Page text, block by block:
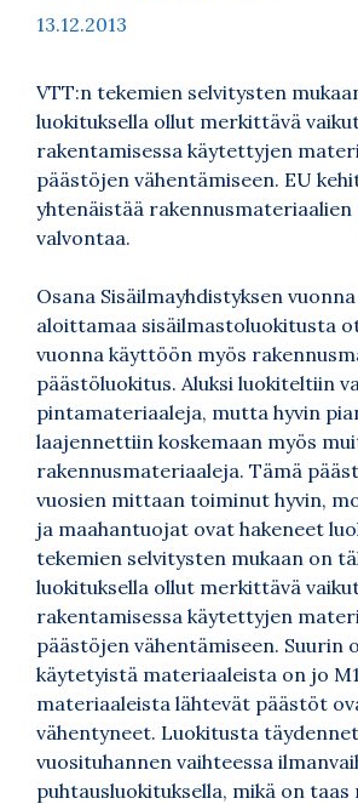
13.12.2013
VTT:n tekemien selvitysten
luokituksella ollut merkittävä
rakentamisessa käytettyjen
päästöjen vähentämiseen. EU
yhtenäistää rakennusmateriaalien
valvontaa.
Osana Sisäilmayhdistyksen vuonna
aloittamaa sisäilmastoluokitusta
vuonna käyttöön myös
päästöluokitus. Aluksi luokiteltiin
pintamateriaaleja, mutta hyvin
laajennettiin koskemaan myös
rakennusmateriaaleja. Tämä
vuosien mittaan toiminut hyvin,
ja maahantuojat ovat hakeneet
tekemien selvitysten mukaan on
luokituksella ollut merkittävä
rakentamisessa käytettyjen
päästöjen vähentämiseen. Suurin
käytetyistä materiaaleista on jo
materiaaleista lähtevät päästöt
vähentyneet. Luokitusta
vuosituhannen vaihteessa
puhtausluokituksella, mikä on